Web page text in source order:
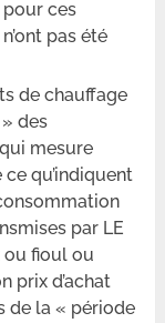
pour ces
pas été
de chauffage
des
mesure
qu’indiquent
par LE
ou fioul ou
prix d’achat
de la « période